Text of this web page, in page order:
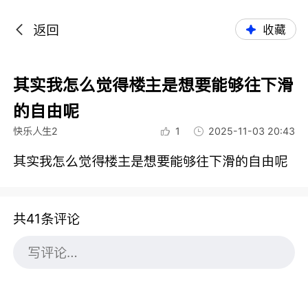
返回 收藏
其实我怎么觉得楼主是想要能够往下滑
的自由呢
快乐人生2 1 2025-11-03 20:43
其实我怎么觉得楼主是想要能够往下滑的自由呢
共41条评论